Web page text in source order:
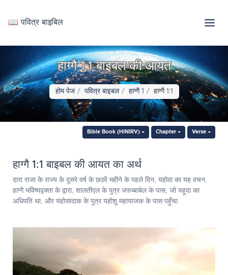
📖 पवित्र बाइबिल
हाग्गै 1:1 बाइबल की आयत
होम पेज पवित्र बाइबल हाग्गै 1 हाग्गै 1:1
Bible Book (HINIRV) Chapter Verse
हाग्गै 1:1 बाइबल की आयत का अर्थ
दारा राजा के राज्य के दूसरे वर्ष के छठवें महीने के पहले दिन, यहोवा का यह वचन,
हाग्गै भविष्यद्वक्ता के द्वारा, शालतीएल के पुत्र जरुब्बाबेल के पास, जो यहूदा का
अधिपति था, और यहोसादाक के पुत्र यहोशू महायाजक के पास पहुँचा